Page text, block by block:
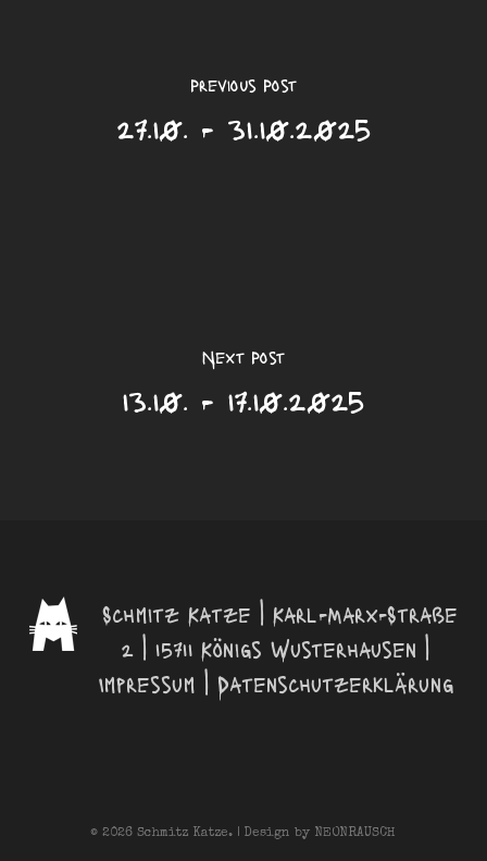
Previous Post
27.10. - 31.10.2025
Next Post
13.10. - 17.10.2025
Schmitz Katze | Karl-Marx-Straße
2 | 15711 Königs Wusterhausen |
Impressum | Datenschutzerklärung
© 2026 Schmitz Katze. | Design by NEONRAUSCH